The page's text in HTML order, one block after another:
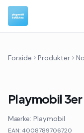
Forside Produkter
Playmobil
Mærke: Playmobil
EAN:4008789706720